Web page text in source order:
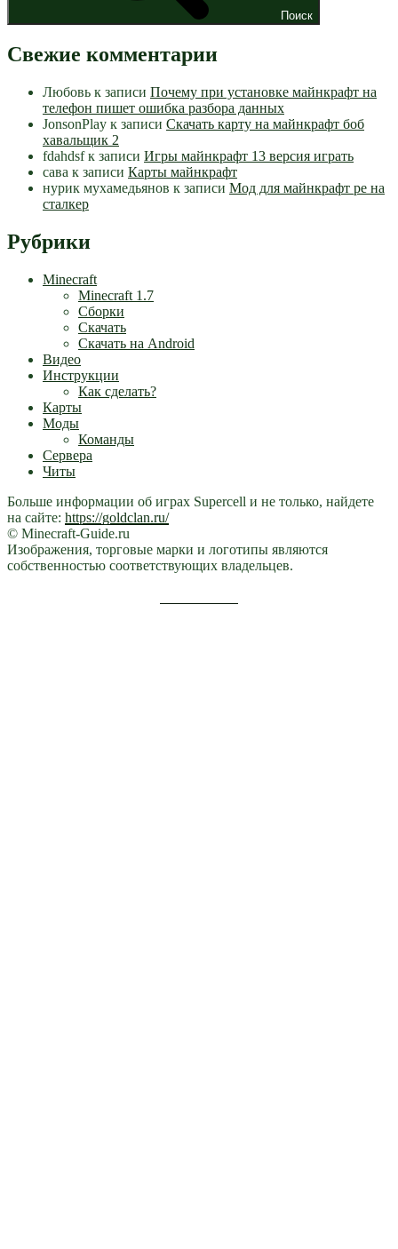
Поиск
Свежие комментарии
Любовь к записи Почему при установке майнкрафт на
телефон пишет ошибка разбора данных
JonsonPlay к записи Скачать карту на майнкрафт боб
хавальщик 2
fdahdsfк записи Игры майнкрафт 13 версия играть
сава к записи Карты майнкрафт
нурик мухамедьянов к записи Мод для майнкрафт pe на
сталкер
Рубрики
Minecraft
Minecraft 1.7
Сборки
Скачать
Скачать на Android
Видео
Инструкции
Как сделать?
Карты
Моды
Команды
Сервера
Читы
Больше информации об играх Supercell и не только, найдете
на сайте: https://goldclan.ru/
© Minecraft-Guide.ru
Изображения, торговые марки и логотипы являются
собственностью соответствующих владельцев.